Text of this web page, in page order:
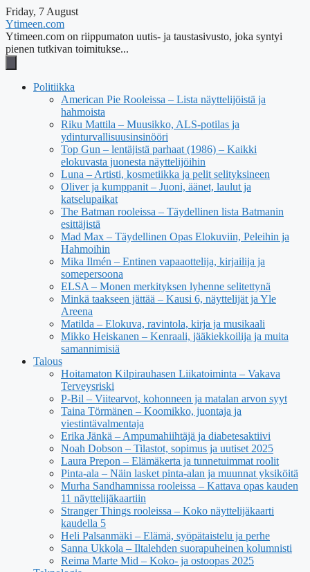
Friday, 7 August
Ytimeen.com
Ytimeen.com on riippumaton uutis- ja taustasivusto, joka syntyi
pienen tutkivan toimitukse...
Politiikka
American Pie Rooleissa – Lista näyttelijöistä ja
hahmoista
Riku Mattila – Muusikko, ALS-potilas ja
ydinturvallisuusinsinööri
Top Gun – lentäjistä parhaat (1986) – Kaikki
elokuvasta juonesta näyttelijöihin
Luna – Artisti, kosmetiikka ja pelit selityksineen
Oliver ja kumppanit – Juoni, äänet, laulut ja
katselupaikat
The Batman rooleissa – Täydellinen lista Batmanin
esittäjistä
Mad Max – Täydellinen Opas Elokuviin, Peleihin ja
Hahmoihin
Mika Ilmén – Entinen vapaaottelija, kirjailija ja
somepersoona
ELSA – Monen merkityksen lyhenne selitettynä
Minkä taakseen jättää – Kausi 6, näyttelijät ja Yle
Areena
Matilda – Elokuva, ravintola, kirja ja musikaali
Mikko Heiskanen – Kenraali, jääkiekkoilija ja muita
samannimisiä
Talous
Hoitamaton Kilpirauhasen Liikatoiminta – Vakava
Terveysriski
P-Bil – Viitearvot, kohonneen ja matalan arvon syyt
Taina Törmänen – Koomikko, juontaja ja
viestintävalmentaja
Erika Jänkä – Ampumahiihtäjä ja diabetesaktiivi
Noah Dobson – Tilastot, sopimus ja uutiset 2025
Laura Prepon – Elämäkerta ja tunnetuimmat roolit
Pinta-ala – Näin lasket pinta-alan ja muunnat yksiköitä
Murha Sandhamnissa rooleissa – Kattava opas kauden
11 näyttelijäkaartiin
Stranger Things rooleissa – Koko näyttelijäkaarti
kaudella 5
Heli Palsanmäki – Elämä, syöpätaistelu ja perhe
Sanna Ukkola – Iltalehden suorapuheinen kolumnisti
Reima Marte Mid – Koko- ja ostoopas 2025